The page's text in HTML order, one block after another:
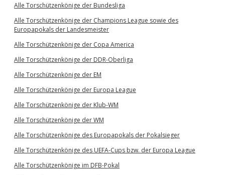
Alle Torschützenkönige der Bundesliga
Alle Torschützenkönige der Champions League sowie des
Europapokals der Landesmeister
Alle Torschützenkönige der Copa America
Alle Torschützenkönige der DDR-Oberliga
Alle Torschützenkönige der EM
Alle Torschützenkönige der Europa League
Alle Torschützenkönige der Klub-WM
Alle Torschützenkönige der WM
Alle Torschützenkönige des Europapokals der Pokalsieger
Alle Torschützenkönige des UEFA-Cups bzw. der Europa League
Alle Torschützenkönige im DFB-Pokal